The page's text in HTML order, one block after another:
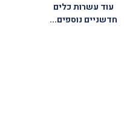
עוד עשרות כלים
חדשניים נוספים...